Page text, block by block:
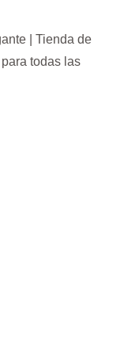
| Tienda de
todas las